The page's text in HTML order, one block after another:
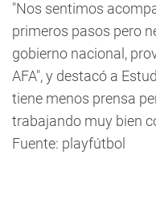
"Nos sentimos
primeros pasos pero
gobierno nacional,
AFA", y destacó a
tiene menos prensa
trabajando muy bien
Fuente: playfútbol